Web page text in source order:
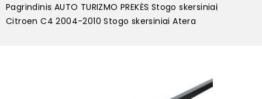
Pagrindinis AUTO TURIZMO PREKĖS Stogo skersiniai
Citroen C4 2004-2010 Stogo skersiniai Atera